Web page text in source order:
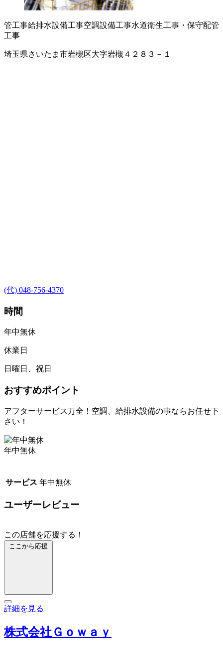
管工事給排水設備工事空調設備工事水道衛生工事・保守配管
工事
埼玉県さいたま市岩槻区大字岩槻４２８３－１
(代) 048-756-4370
時間
年中無休
休業日
日曜日、祝日
おすすめポイント
アフターサービス万全！空調、給排水設備の事ならお任せ下
さい！
年中無休
サービス 年中無休
ユーザーレビュー
この店舗を応援する！
ここから応援
詳細を見る
株式会社Ｇｏｗａｙ